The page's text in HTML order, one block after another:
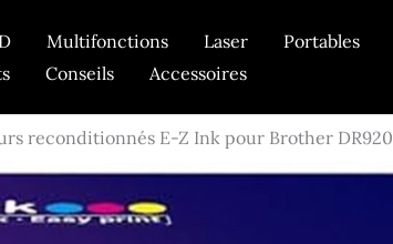
Multifonctions Laser Portables
Conseils Accessoires
reconditionnés E-Z Ink pour Brother DR920